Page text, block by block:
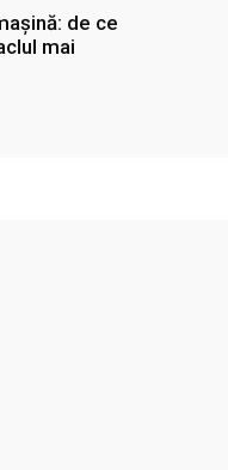
de ce
mai